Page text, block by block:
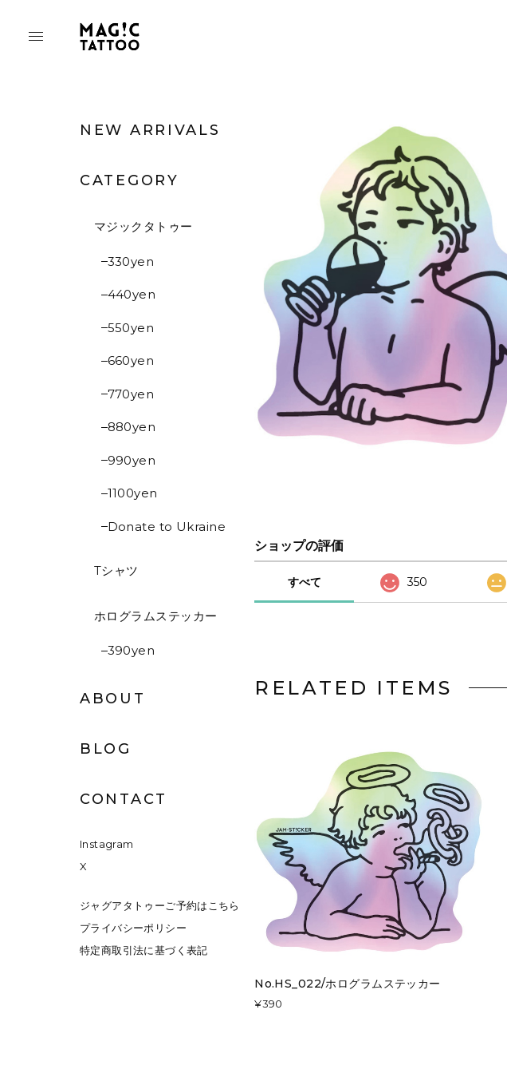
NEW ARRIVALS
CATEGORY
マジックタトゥー
330yen
440yen
550yen
660yen
770yen
880yen
990yen
1100yen
Donate to Ukraine
Tシャツ
ホログラムステッカー
390yen
ABOUT
BLOG
CONTACT
Instagram
X
ジャグアタトゥーご予約はこちら
プライバシーポリシー
特定商取引法に基づく表記
ショップの評価
すべて 350
RELATED ITEMS
No.HS_022/ホログラムステッカー
¥390